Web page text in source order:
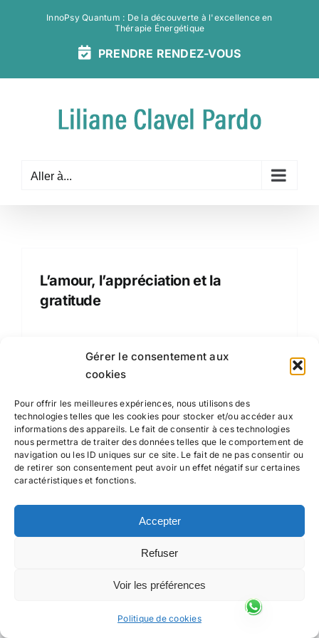
Gérer le consentement aux
cookies
Pour offrir les meilleures expériences, nous utilisons des
technologies telles que les cookies pour stocker et/ou accéder aux
informations des appareils. Le fait de consentir à ces technologies
nous permettra de traiter des données telles que le comportement de
navigation ou les ID uniques sur ce site. Le fait de ne pas consentir ou
de retirer son consentement peut avoir un effet négatif sur certaines
caractéristiques et fonctions.
Accepter
Refuser
Voir les préférences
Politique de cookies
InnoPsy Quantum : De la découverte à l'excellence en
Thérapie Énergétique
PRENDRE
VOUS
Aller à...
L’amour, l’appréciation et la
gratitude
Suivez-moi